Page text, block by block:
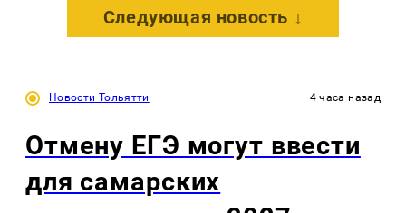
Следующая новость ↓
Новости Тольятти 4 часа назад
Отмену ЕГЭ могут ввести
для самарских